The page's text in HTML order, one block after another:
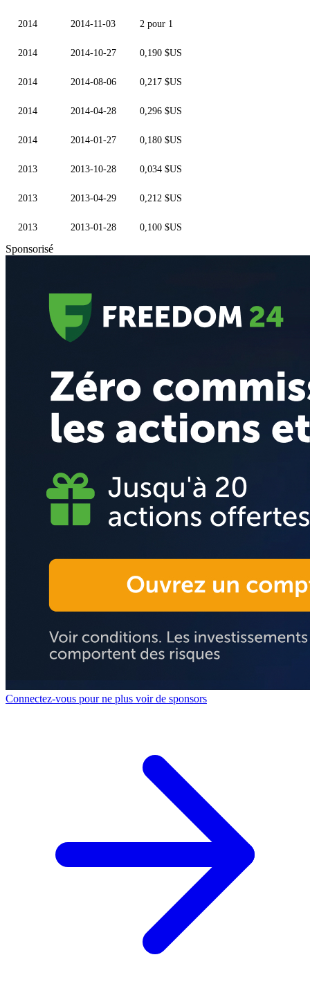
2014 2014-11-03 2 pour 1
2014 2014-10-27 0,190 $US
2014 2014-08-06 0,217 $US
2014 2014-04-28 0,296 $US
2014 2014-01-27 0,180 $US
2013 2013-10-28 0,034 $US
2013 2013-04-29 0,212 $US
2013 2013-01-28 0,100 $US
Sponsorisé
Connectez-vous pour ne plus voir de sponsors